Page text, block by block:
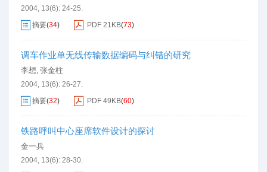
2004, 13(6): 24-25.
摘要(34) PDF 21KB(73)
调车作业单无线传输数据编码与纠错的研究
李想, 张金柱
2004, 13(6): 26-27.
摘要(32) PDF 49KB(60)
铁路呼叫中心座席软件设计的探讨
金一兵
2004, 13(6): 28-30.